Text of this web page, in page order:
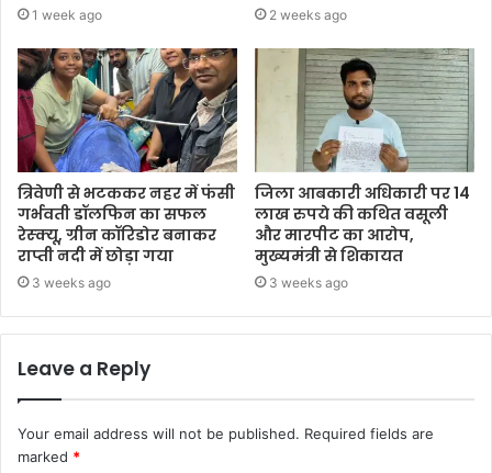
1 week ago 2 weeks ago
त्रिवेणी से भटककर नहर में फंसी
गर्भवती डॉलफिन का सफल
रेस्क्यू, ग्रीन कॉरिडोर बनाकर
राप्ती नदी में छोड़ा गया
3 weeks ago
जिला आबकारी अधिकारी पर 14
लाख रुपये की कथित वसूली
और मारपीट का आरोप,
मुख्यमंत्री से शिकायत
3 weeks ago
Leave a Reply
Your email address will not be published. Required fields are
marked *